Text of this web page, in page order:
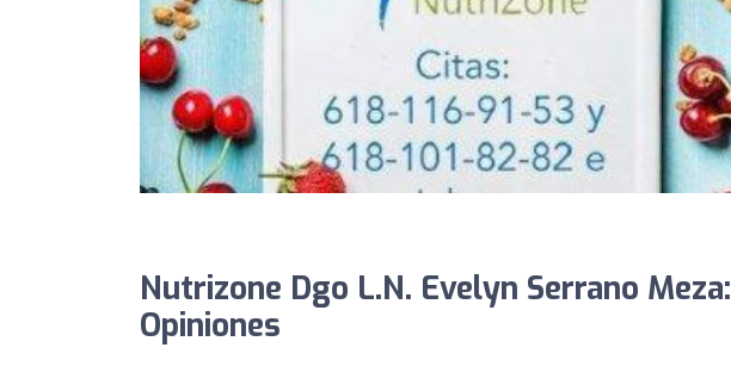
Nutrizone Dgo L.N. Evelyn Serrano Meza:
Opiniones